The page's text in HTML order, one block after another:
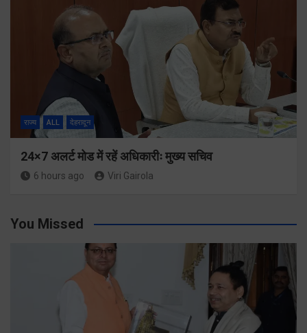
राज्य ALL देहरादून
24×7 अलर्ट मोड में रहें अधिकारीः मुख्य सचिव
6 hours ago Viri Gairola
You Missed